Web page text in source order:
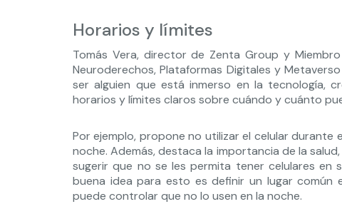
Horarios y límites
Tomás Vera, director de Zenta Group y
Neuroderechos, Plataformas Digitales y
ser alguien que está inmerso en la tecnología,
horarios y límites claros sobre cuándo y cuánto
Por ejemplo, propone no utilizar el celular durante
noche. Además, destaca la importancia de la
sugerir que no se les permita tener celulares en
buena idea para esto es definir un lugar común
puede controlar que no lo usen en la noche.